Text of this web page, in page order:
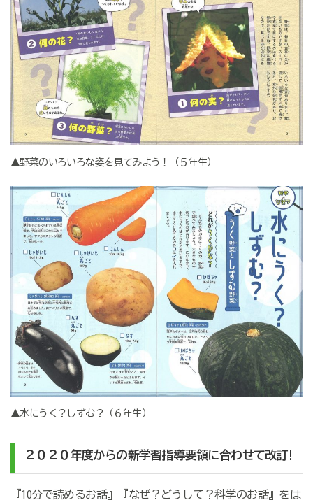
▲野菜のいろいろな姿を見てみよう！（５年生）
▲水にうく？しずむ？（６年生）
２０２０年度からの新学習指導要領に合わせて改訂!
『10分で読めるお話』『なぜ？どうして？科学のお話』をは